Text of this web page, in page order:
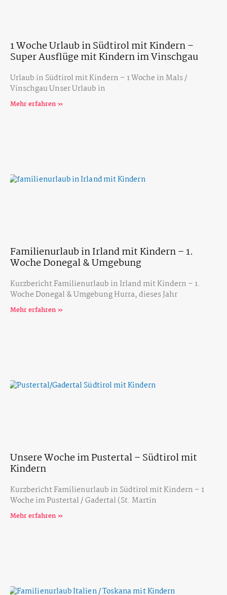
1 Woche Urlaub in Südtirol mit Kindern –
Super Ausflüge mit Kindern im Vinschgau
Urlaub in Südtirol mit Kindern – 1 Woche in Mals /
Vinschgau Unser Urlaub in
Mehr erfahren »
Familienurlaub in Irland mit Kindern – 1.
Woche Donegal & Umgebung
Kurzbericht Familienurlaub in Irland mit Kindern – 1.
Woche Donegal & Umgebung Hurra, dieses Jahr
Mehr erfahren »
Unsere Woche im Pustertal – Südtirol mit
Kindern
Kurzbericht Familienurlaub in Südtirol mit Kindern – 1
Woche im Pustertal / Gadertal (St. Martin
Mehr erfahren »